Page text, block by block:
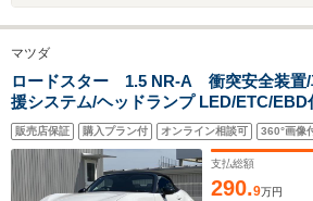
マツダ
ロードスター 1.5 NR-A 衝突安全装置/
援システム/ヘッドランプ LED/ETC/
止装置/エアバッグ 運転席/エアバッグ 助
ール 純正 16インチ
販売店保証 購入プラン付 オンライン相談可 360°画像
支払総額
290.9万円